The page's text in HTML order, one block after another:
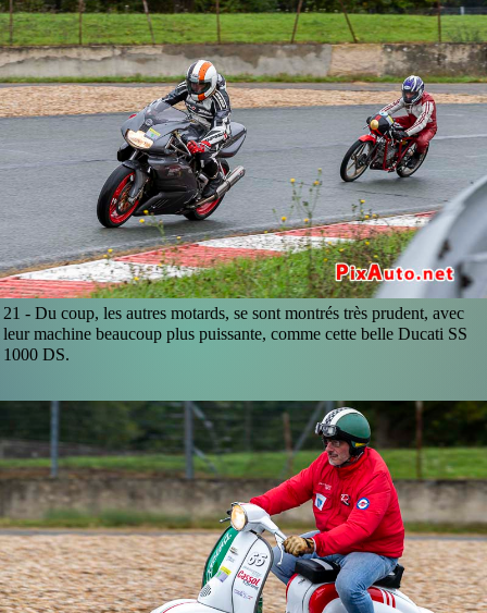
21 -Du coup, les autres motards, se sont montrés très prudent, avec
leur machine beaucoup plus puissante, comme cette belle Ducati SS
1000 DS.